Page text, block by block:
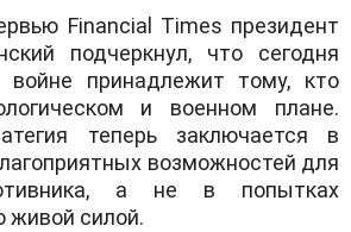
Financial Times президент
подчеркнул, что сегодня
войне принадлежит тому, кто
и военном плане.
теперь заключается в
возможностей для
а не в попытках
живой силой.